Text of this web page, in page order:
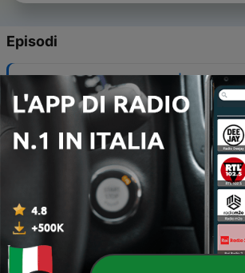
Episodi
495 - SMOOTH JAZZ TOP 100 | 27.07.2026
29 Lug 2026
494 - SMOOTH JAZZ TOP 100 | 20.07.2026
22 Lug 2026
SMOOTH JAZZ TOP 100 | 11.07.2026
11 Lug 2026
492 - SMOOTH JAZZ TOP 100 | 01.07.2026
03 Lug 2026